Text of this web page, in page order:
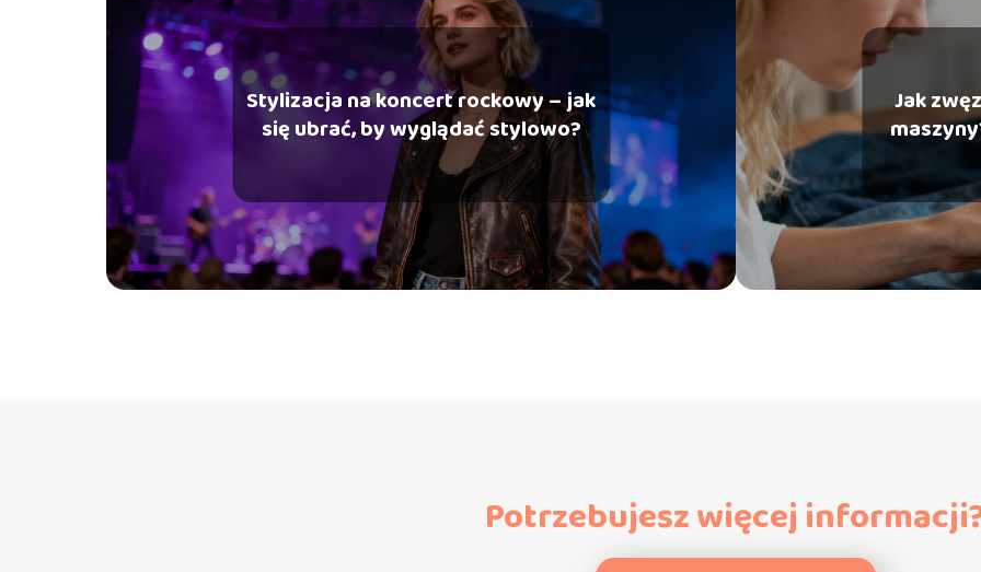
Stylizacja na koncert rockowy – jak
się ubrać, by wyglądać stylowo?
Jak
Potrzebujesz więcej